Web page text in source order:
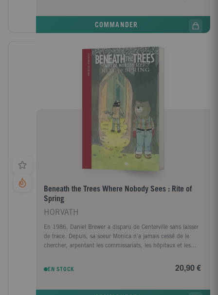
COMMANDER
Beneath the Trees Where Nobody Sees : Rite of
Spring
HORVATH
En 1986, Daniel Brewer a disparu de Centerville sans laisser
de trace. Depuis, sa soeur Monica n'a jamais cessé de le
chercher, arpentant les commissariats, les hôpitaux et les
déceptions l'ont rendue amère, alors, quand huit ans après,
ses recherches la conduisent à Woodbrook, Monica est prête
EN STOCK 20,90 €